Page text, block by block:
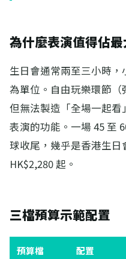
為什麼表演值得佔最
生日會通常兩至三小時
為單位。自由玩樂環節（
但無法製造「全場一起
表演的功能。一場 45 至
球收尾，幾乎是香港生
HK$2,280 起。
三檔預算示範配置
預算檔 配置